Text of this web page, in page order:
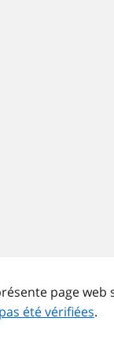
page
été vérifiées.